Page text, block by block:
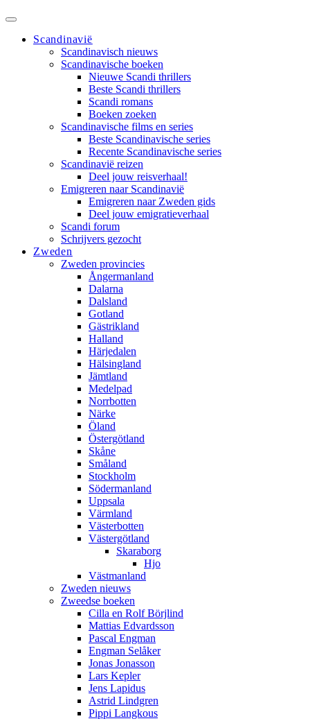
Scandinavië
Scandinavisch nieuws
Scandinavische boeken
Nieuwe Scandi thrillers
Beste Scandi thrillers
Scandi romans
Boeken zoeken
Scandinavische films en series
Beste Scandinavische series
Recente Scandinavische series
Scandinavië reizen
Deel jouw reisverhaal!
Emigreren naar Scandinavië
Emigreren naar Zweden gids
Deel jouw emigratieverhaal
Scandi forum
Schrijvers gezocht
Zweden
Zweden provincies
Ångermanland
Dalarna
Dalsland
Gotland
Gästrikland
Halland
Härjedalen
Hälsingland
Jämtland
Medelpad
Norrbotten
Närke
Öland
Östergötland
Skåne
Småland
Stockholm
Södermanland
Uppsala
Värmland
Västerbotten
Västergötland
Skaraborg
Hjo
Västmanland
Zweden nieuws
Zweedse boeken
Cilla en Rolf Börjlind
Mattias Edvardsson
Pascal Engman
Engman Selåker
Jonas Jonasson
Lars Kepler
Jens Lapidus
Astrid Lindgren
Pippi Langkous